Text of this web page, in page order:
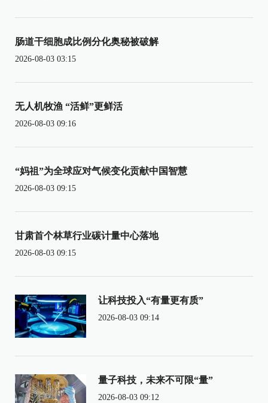
肠道干细胞成比例分化奥秘被破解
2026-08-03 03:15
无人机牧渔 “活鲜”更鲜活
2026-08-03 09:16
“妈祖”为全球应对气候变化贡献中国智慧
2026-08-03 09:15
甘肃首个林草行业碳计量中心落地
2026-08-03 09:15
让科技投入“有量更有质”
2026-08-03 09:14
量子科技，未来不可限“量”
2026-08-03 09:12